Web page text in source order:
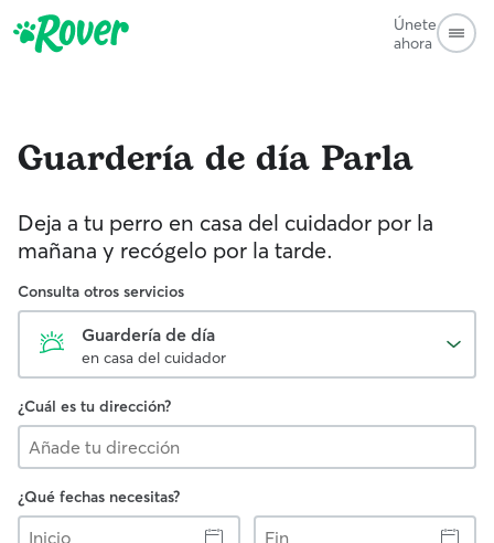
Únete
ahora
Guardería de día Parla
Deja a tu perro en casa del cuidador por la
mañana y recógelo por la tarde.
Consulta otros servicios
Guardería de día
en casa del cuidador
¿Cuál es tu dirección?
¿Qué fechas necesitas?
Inicio
Fin